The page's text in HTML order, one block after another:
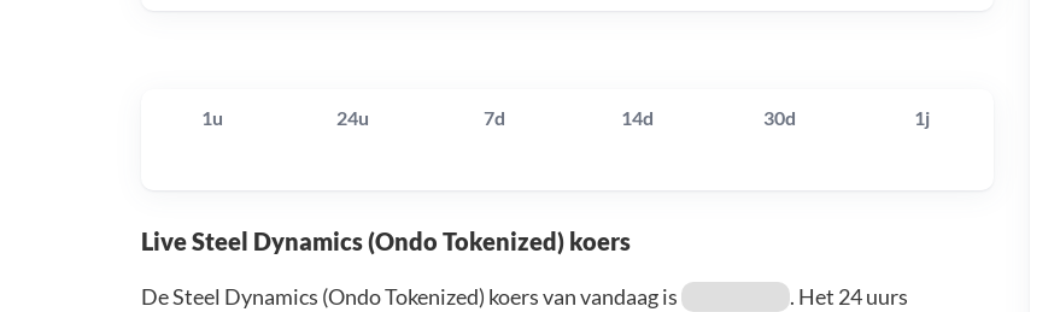
1u 24u 7d 14d 30d 1j
Live Steel Dynamics (Ondo Tokenized) koers
De Steel Dynamics (Ondo Tokenized) koers van vandaag is
. Het 24 uurs